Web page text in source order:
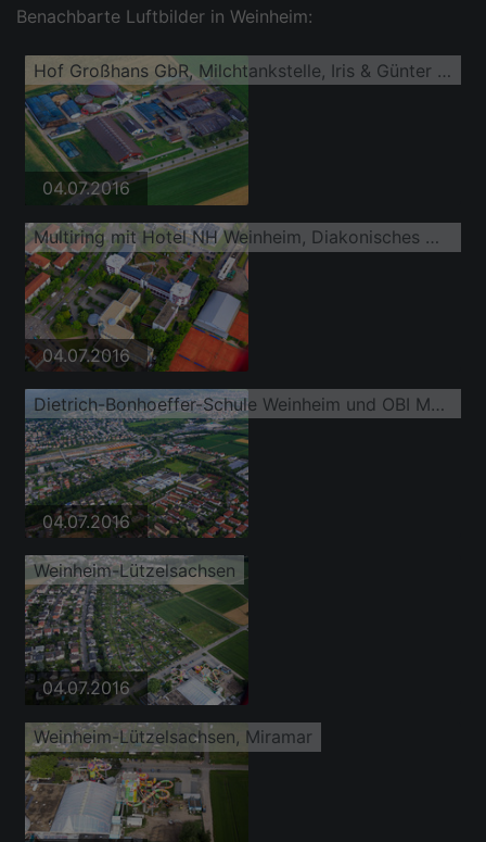
Benachbarte Luftbilder in Weinheim:
Hof Großhans GbR, Milchtankstelle, Iris & Günter Großhans
04.07.2016
Multiring mit Hotel NH Weinheim, Diakonisches Werk
04.07.2016
Dietrich-Bonhoeffer-Schule Weinheim und OBI Markt Weinheim
04.07.2016
Weinheim-Lützelsachsen
04.07.2016
Weinheim-Lützelsachsen, Miramar